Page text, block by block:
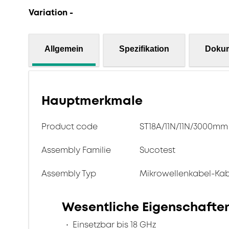
Variation -
Allgemein Spezifikation
Hauptmerkmale
Product code ST18A/11N/11N/3000mm
Assembly Familie Sucotest
Assembly Typ Mikrowellenkabel-
Wesentliche
Einsetzbar bis 18 GHz